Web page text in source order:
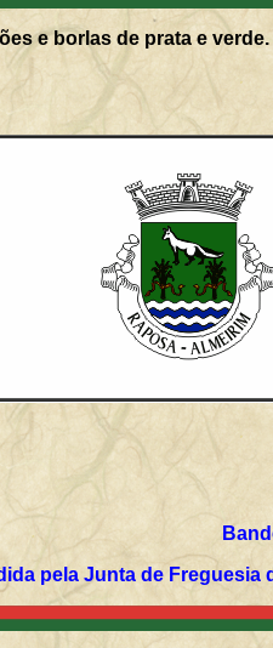
e borlas de prata e
pela Junta de Freguesia